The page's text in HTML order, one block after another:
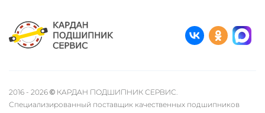
2016 - 2026 © КАРДАН ПОДШИПНИК СЕРВИС.
Специализированный поставщик качественных подшипников